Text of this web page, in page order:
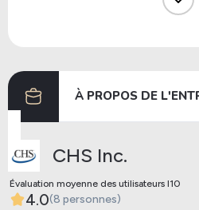
À PROPOS DE
CHS Inc.
Évaluation moyenne des utilisateurs I10
4.0(8 personnes)